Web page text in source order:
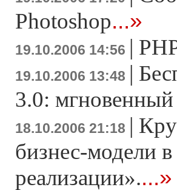
Photoshop...»
19.10.2006 14:56 |
19.10.2006 13:48 |
3.0: мгновенный
18.10.2006 21:18 |
бизнес-модели
реализации»....»